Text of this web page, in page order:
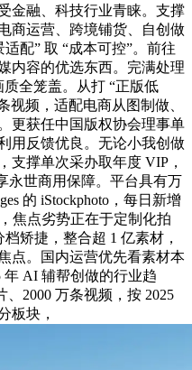
金融、科技行业青睐。支撑
商运营、跨境铺货、自创做
配” 取 “成本可控”。前往
内容的优选东西。完满处理
全笼盖。从打 “正版低
视频，适配电商从图制做、
更获任中国版权协会理事单
用反馈优良。无论小我创做
支撑单次采办取年度 VIP，
永世商用保障。平台具有万
的 iStockphoto，每日新增
焦点劣势正在于定制化拍
矫捷，整合超 1 亿素材，
点。国内运营优先看素材本
年 AI 辅帮创做的行业趋
2000 万条视频，按 2025
板块，